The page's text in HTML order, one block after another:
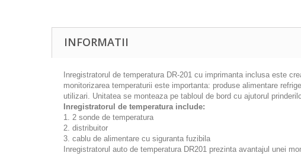
INFORMATII
Inregistratorul de temperatura DR-201 cu imprimanta inclusa este
monitorizarea temperaturii este importanta: produse alimentare
utilizari. Unitatea se monteaza pe tabloul de bord cu ajutorul
Inregistratorul de temperatura include:
1. 2 sonde de temperatura
2. distribuitor
3. cablu de alimentare cu siguranta fuzibila
Inregistratorul auto de temperatura DR201 prezinta avantajul unei